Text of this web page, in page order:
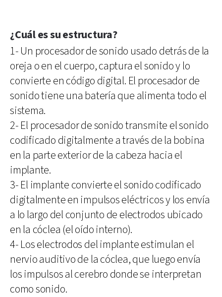
¿Cuál es su estructura?
1- Un procesador de sonido usado detrás de la
oreja o en el cuerpo, captura el sonido y lo
convierte en código digital. El procesador de
sonido tiene una batería que alimenta todo el
sistema.
2- El procesador de sonido transmite el sonido
codificado digitalmente a través de la bobina
en la parte exterior de la cabeza hacia el
implante.
3- El implante convierte el sonido codificado
digitalmente en impulsos eléctricos y los envía
a lo largo del conjunto de electrodos ubicado
en la cóclea (el oído interno).
4- Los electrodos del implante estimulan el
nervio auditivo de la cóclea, que luego envía
los impulsos al cerebro donde se interpretan
como sonido.